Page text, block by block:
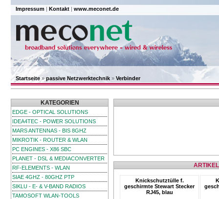
Impressum | Kontakt | www.meconet.de
Startseite»passive Netzwerktechnik » Verbinder
KATEGORIEN
EDGE - OPTICAL SOLUTIONS
IDEA4TEC - POWER SOLUTIONS
MARS ANTENNAS - BIS 8GHZ
MIKROTIK - ROUTER & WLAN
PC ENGINES - X86 SBC
PLANET - DSL & MEDIACONVERTER
RF-ELEMENTS - WLAN
SIAE 4GHZ - 80GHZ PTP
SIKLU - E- & V-BAND RADIOS
TAMOSOFT WLAN-TOOLS
Knickschutztülle f.
geschirmte Stewart Stecker
RJ45, blau